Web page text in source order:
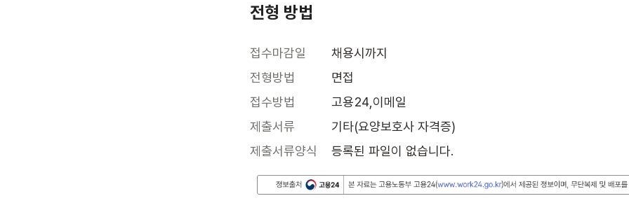
전형 방법
접수마감일
채용시까지
전형방법
면접
접수방법
고용24,이메일
제출서류
기타(요양보호사 자격증)
제출서류양식
등록된 파일이 없습니다.